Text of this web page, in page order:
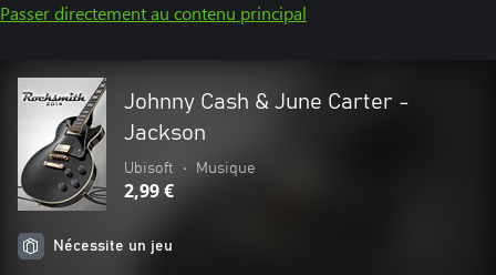
Passer directement au contenu principal
Johnny Cash & June Carter -
Jackson
Ubisoft • Musique
2,99 €
Nécessite un jeu